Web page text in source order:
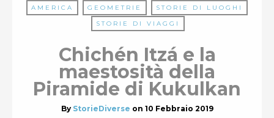
AMERICA GEOMETRIE
STORIE DI LUOGHI
STORIE DI VIAGGI
Chichén Itzá e la
maestosità della
Piramide di Kukulkan
By StorieDiverse on 10 Febbraio 2019